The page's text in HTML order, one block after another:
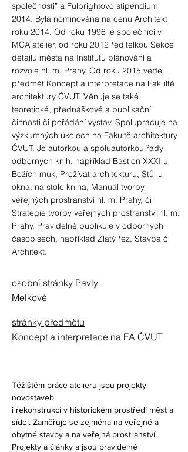
společnosti” a Fulbrightovo stipendium
2014. Byla nominována na cenu Architekt
roku 2014. Od roku 1996 je společnicí v
MCA atelier, od roku 2012 ředitelkou Sekce
detailu města na Institutu plánování a
rozvoje hl. m. Prahy. Od roku 2015 vede
předmět Koncept a interpretace na Fakultě
architektury ČVUT. Věnuje se také
teoretické, přednáškové a publikační
činnosti či pořádání výstav. Spolupracuje na
výzkumných úkolech na Fakultě architektury
ČVUT. Je autorkou a spoluautorkou řady
odborných knih, například Bastion XXXI u
Božích muk, Prožívat architekturu, Stůl u
okna, na stole kniha, Manuál tvorby
veřejných prostranství hl. m. Prahy, či
Strategie tvorby veřejných prostranství hl. m.
Prahy. Pravidelně publikuje v odborných
časopisech, například Zlatý řez, Stavba či
Architekt.
osobní stránky Pavly
Melkové
stránky předmětu
Koncept a interpretace na FA ČVUT
Těžištěm práce atelieru jsou projekty
novostaveb
i rekonstrukcí v historickém prostředí měst a
sídel. Zaměřuje se zejména na veřejné a
obytné stavby a na veřejná prostranství.
Projekty a články a jsou pravidelně